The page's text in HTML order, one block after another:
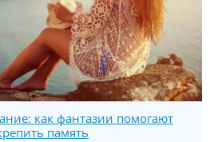
как фантазии помогают
память